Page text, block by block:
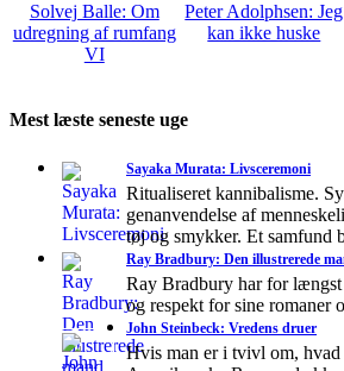
Solvej Balle: Om
udregning af rumfang
VI
Peter Adolphsen: Jeg
kan ikke huske
Mest læste seneste uge
Sayaka Murata: Livsceremoni
Ritualiseret kannibalisme.
genanvendelse af
tøj og smykker. Et samfund
Ray Bradbury: Den illustrerede
Ray Bradbury har for
og respekt for sine
John Steinbeck: Vredens druer
Hvis man er i tvivl om, hvad